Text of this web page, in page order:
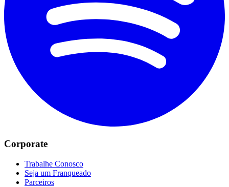
Corporate
Trabalhe Conosco
Seja um Franqueado
Parceiros